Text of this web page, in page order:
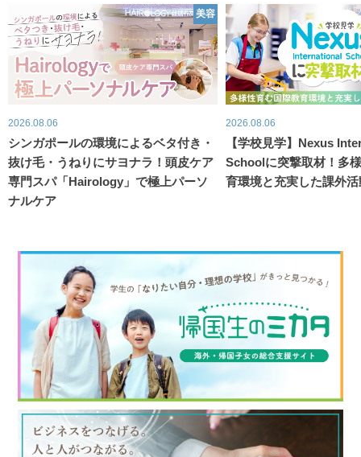
美容
2026.08.06
シンガポールの環境によるベタ付き・
抜け毛・うねりにサヨナラ！頭皮ケア
専門スパ「Hairology」で極上パーソ
ナルケア
2026.08.06
【学校見学】Nexus
Schoolに突撃取材！多
育環境と充実した課外